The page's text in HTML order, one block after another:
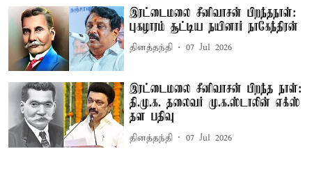
இரட்டைமலை சீனிவாசன் பிறந்தநாள்:
புகழாரம் சூட்டிய நயினார் நாகேந்திரன்
தினத்தந்தி 07 Jul 2026
இரட்டைமலை சீனிவாசன் பிறந்த நாள்:
தி.மு.க. தலைவர் மு.க.ஸ்டாலின் எக்ஸ்
தள பதிவு
தினத்தந்தி 07 Jul 2026